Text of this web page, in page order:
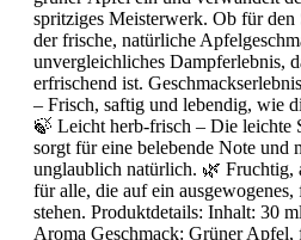
spritziges Meisterwerk. Ob für
der frische, natürliche
unvergleichliches Dampferlebnis,
erfrischend ist.
– Frisch, saftig und lebendig, wie
🍃 Leicht herb-frisch – Die leichte
sorgt für eine belebende Note und
unglaublich natürlich. 🌿 Fruchtig,
für alle, die auf ein
stehen. Produktdetails: Inhalt: 30
Aroma Geschmack: Grüner Apfel,